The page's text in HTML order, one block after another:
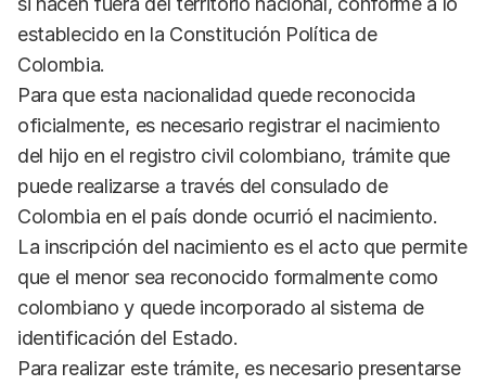
establecido en la Constitución Política de
Colombia.
Para que esta nacionalidad quede reconocida
oficialmente, es necesario registrar el nacimiento
del hijo en el registro civil colombiano, trámite que
puede realizarse a través del consulado de
Colombia en el país donde ocurrió el nacimiento.
La inscripción del nacimiento es el acto que permite
que el menor sea reconocido formalmente como
colombiano y quede incorporado al sistema de
identificación del Estado.
Para realizar este trámite, es necesario presentarse